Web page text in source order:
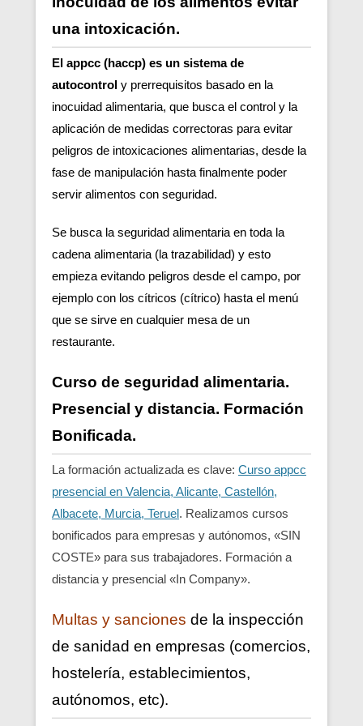
una intoxicación.
El appcc (haccp) es un sistema de
autocontrol y prerrequisitos basado en la
inocuidad alimentaria, que busca el control y la
aplicación de medidas correctoras para evitar
peligros de intoxicaciones alimentarias, desde la
fase de manipulación hasta finalmente poder
servir alimentos con seguridad.
Se busca la seguridad alimentaria en toda la
cadena alimentaria (la trazabilidad) y esto
empieza evitando peligros desde el campo, por
ejemplo con los cítricos (cítrico) hasta el menú
que se sirve en cualquier mesa de un
restaurante.
Curso de seguridad alimentaria.
Presencial y distancia. Formación
Bonificada.
La formación actualizada es clave: Curso appcc
presencial en Valencia, Alicante, Castellón,
Albacete, Murcia, Teruel. Realizamos cursos
bonificados para empresas y autónomos, «SIN
COSTE» para sus trabajadores. Formación a
distancia y presencial «In Company».
Multas y sanciones de la inspección
de sanidad en empresas (comercios,
hostelería, establecimientos,
autónomos, etc).